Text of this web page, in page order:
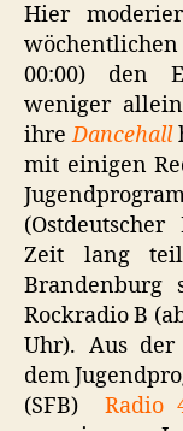
Hier
00:00) den
weniger
ihre Dancehall
mit einigen
Zeit lang
Brandenburg
Rockradio B
Uhr). Aus der
dem
(SFB) Radio